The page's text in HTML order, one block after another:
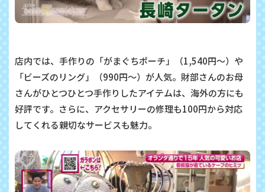
店内では、手作りの「がまぐちポーチ」（1,540円～）や
「ビーズのリング」（990円～）が人気。財部さんのお母
さんがひとつひとつ手作りしたアイテムは、海外の方にも
好評です。さらに、アクセサリーの修理も100円から対応
してくれる親切なサービスも魅力。